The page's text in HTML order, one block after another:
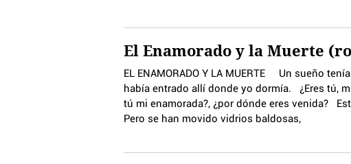
El Enamorado y la Muerte
EL ENAMORADO Y LA MUERTE Un sueño
había entrado allí donde yo dormía. ¿Eres tú,
tú mi enamorada?, ¿por dónde eres venida?
Pero se han movido vidrios baldosas,